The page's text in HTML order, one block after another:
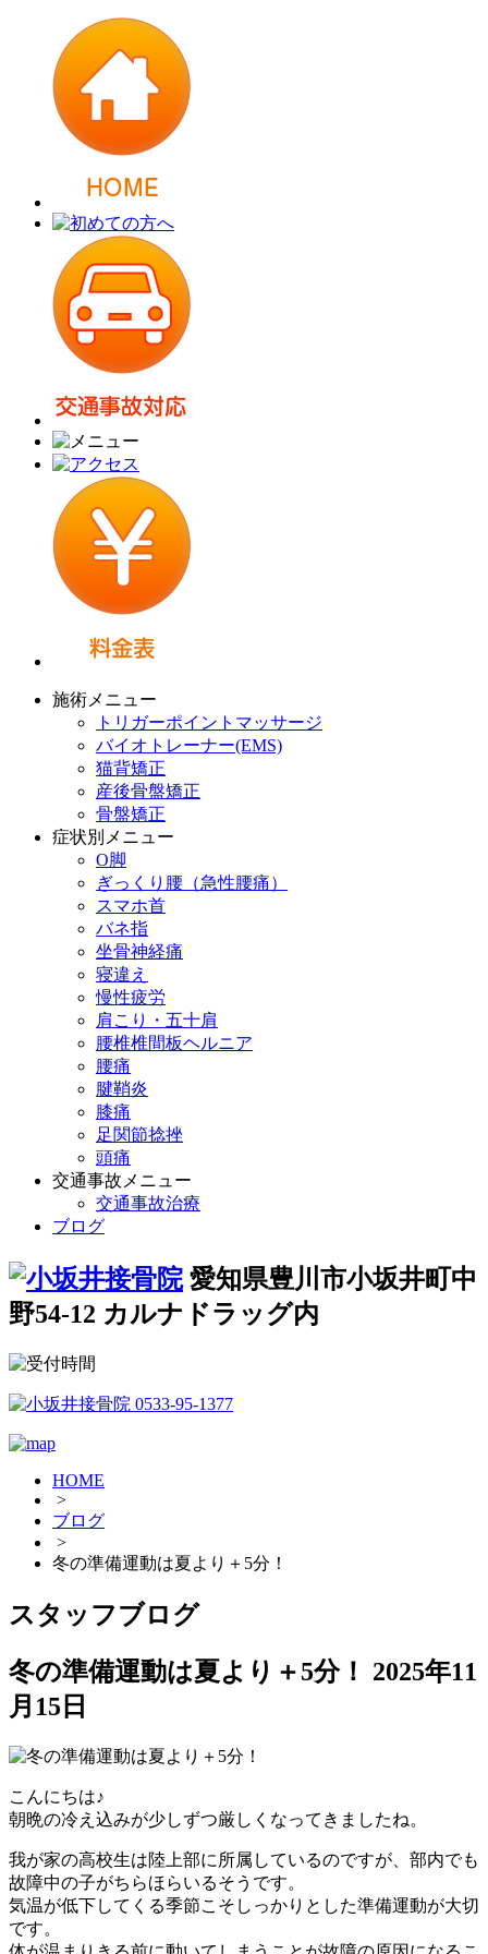
施術メニュー
トリガーポイントマッサージ
バイオトレーナー(EMS)
猫背矯正
産後骨盤矯正
骨盤矯正
症状別メニュー
O脚
ぎっくり腰（急性腰痛）
スマホ首
バネ指
坐骨神経痛
寝違え
慢性疲労
肩こり・五十肩
腰椎椎間板ヘルニア
腰痛
腱鞘炎
膝痛
足関節捻挫
頭痛
交通事故メニュー
交通事故治療
ブログ
愛知県豊川市小坂井町中
野54-12 カルナドラッグ内
HOME
>
ブログ
>
冬の準備運動は夏より＋5分！
スタッフブログ
冬の準備運動は夏より＋5分！
2025年11
月15日
こんにちは♪
朝晩の冷え込みが少しずつ厳しくなってきましたね。
我が家の高校生は陸上部に所属しているのですが、部内でも
故障中の子がちらほらいるそうです。
気温が低下してくる季節こそしっかりとした準備運動が大切
です。